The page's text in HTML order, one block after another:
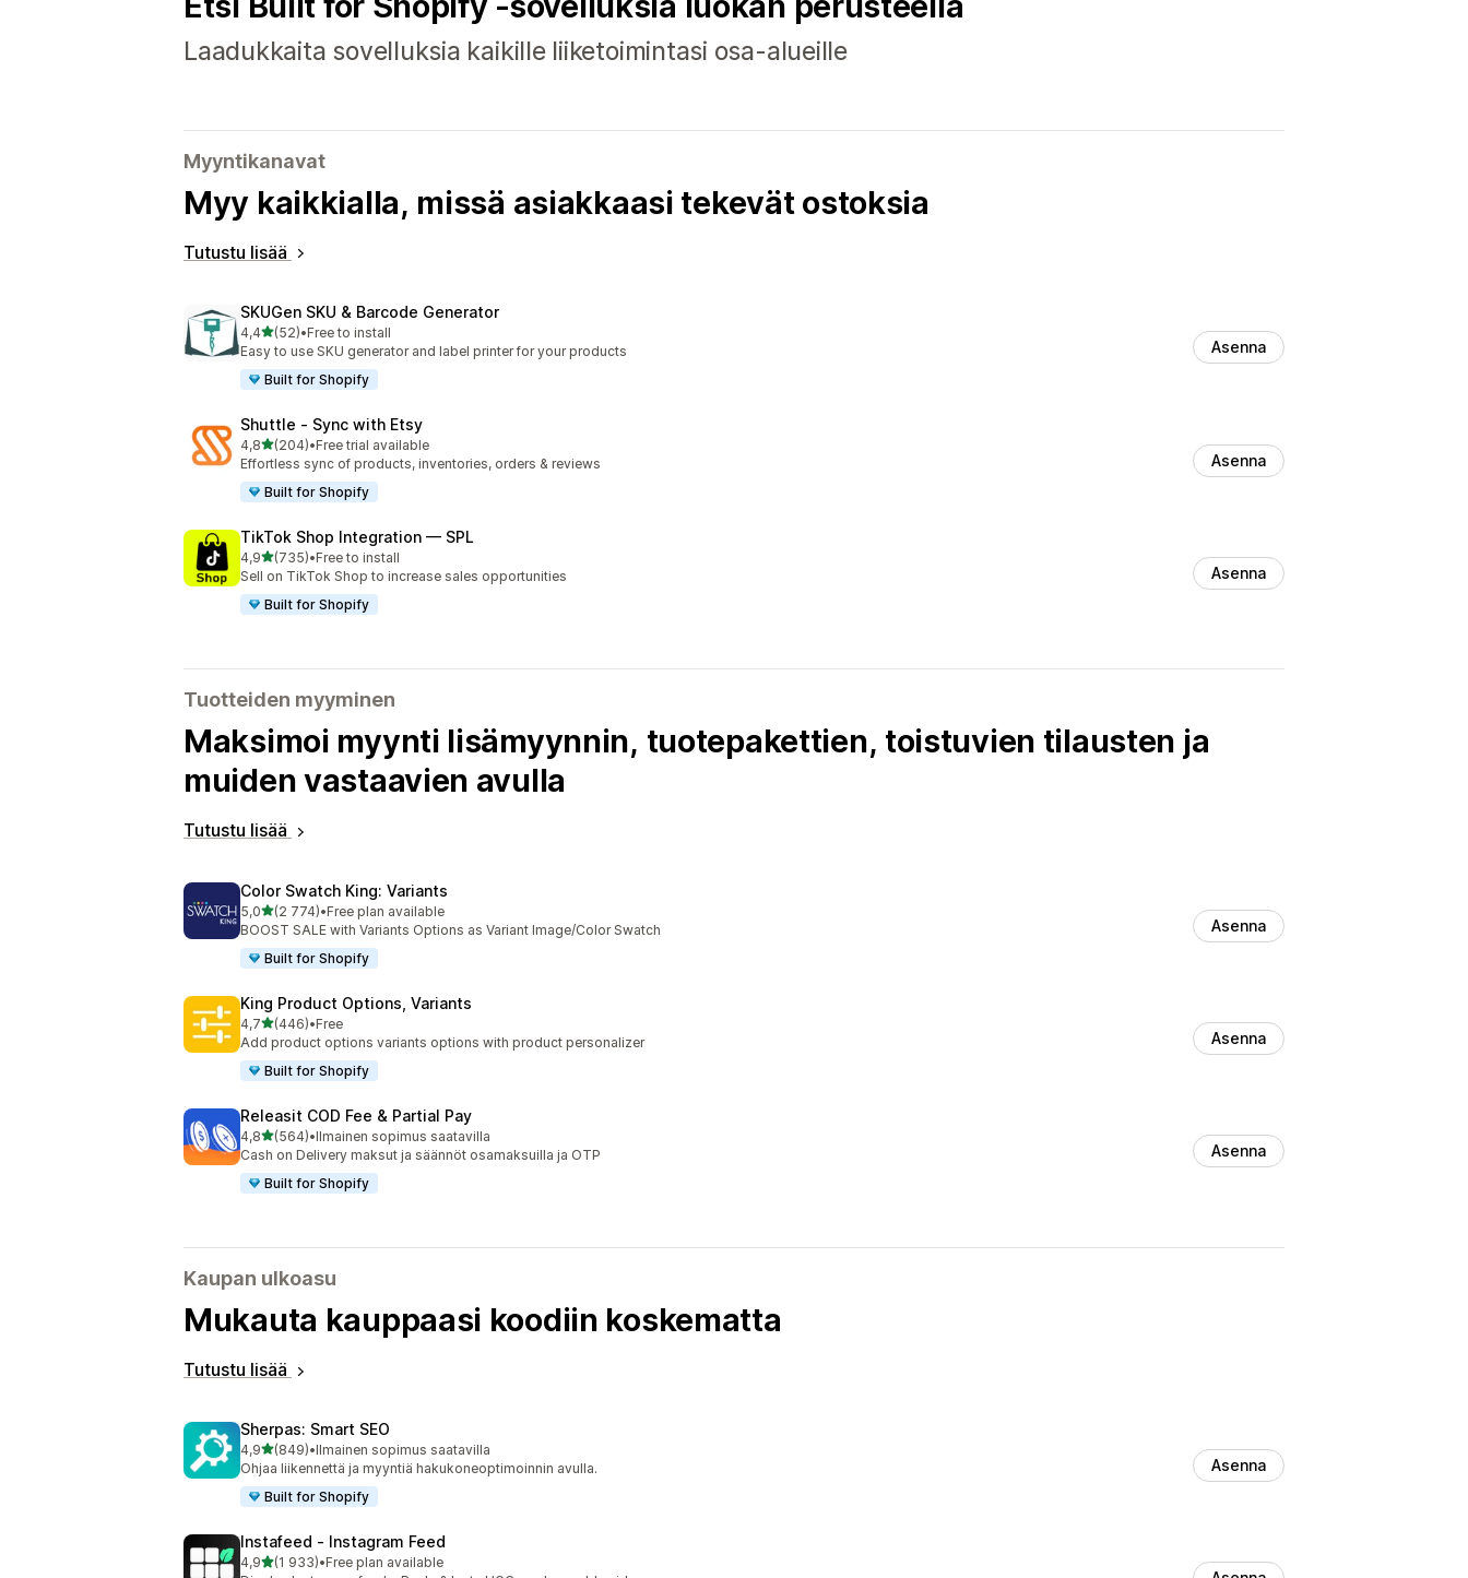
Laadukkaita sovelluksia kaikille liiketoimintasi osa-alueille
Myyntikanavat
Myy kaikkialla, missä asiakkaasi tekevät ostoksia
Tutustu lisää
SKUGen SKU & Barcode Generator
4,4/ 5 tähteä
(52)
52 arvostelua yhteensä
•Free to install
Easy to use SKU generator and label printer for your products
Built for Shopify
Asenna
Shuttle ‑ Sync with Etsy
4,8/ 5 tähteä
(204)
204 arvostelua yhteensä
•Free trial available
Effortless sync of products, inventories, orders & reviews
Built for Shopify
Asenna
TikTok Shop Integration — SPL
4,9/ 5 tähteä
(735)
735 arvostelua yhteensä
•Free to install
Sell on TikTok Shop to increase sales opportunities
Built for Shopify
Asenna
Tuotteiden myyminen
Maksimoi myynti lisämyynnin, tuotepakettien, toistuvien tilausten ja
muiden vastaavien avulla
Tutustu lisää
Color Swatch King: Variants
5,0/ 5 tähteä
(2 774)
2774 arvostelua yhteensä
•Free plan available
BOOST SALE with Variants Options as Variant Image/Color Swatch
Built for Shopify
Asenna
King Product Options, Variants
4,7/ 5 tähteä
(446)
446 arvostelua yhteensä
•Free
Add product options variants options with product personalizer
Built for Shopify
Asenna
Releasit COD Fee & Partial Pay
4,8/ 5 tähteä
(564)
564 arvostelua yhteensä
•Ilmainen sopimus saatavilla
Cash on Delivery maksut ja säännöt osamaksuilla ja OTP
Built for Shopify
Asenna
Kaupan ulkoasu
Mukauta kauppaasi koodiin koskematta
Tutustu lisää
Sherpas: Smart SEO
4,9/ 5 tähteä
(849)
849 arvostelua yhteensä
•Ilmainen sopimus saatavilla
Ohjaa liikennettä ja myyntiä hakukoneoptimoinnin avulla.
Built for Shopify
Asenna
Instafeed ‑ Instagram Feed
4,9/ 5 tähteä
(1 933)
1933 arvostelua yhteensä
•Free plan available